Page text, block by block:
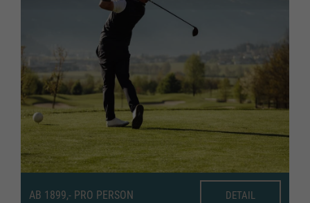
AB 1899,- PRO PERSON DETAIL